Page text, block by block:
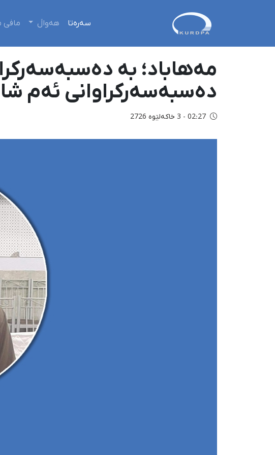
سەرەتا هەواڵ مافی
مەهاباد؛ بە
دەسبەسەرکراوانی ئەم
02:27 - 3 خاکەلێوه 2726